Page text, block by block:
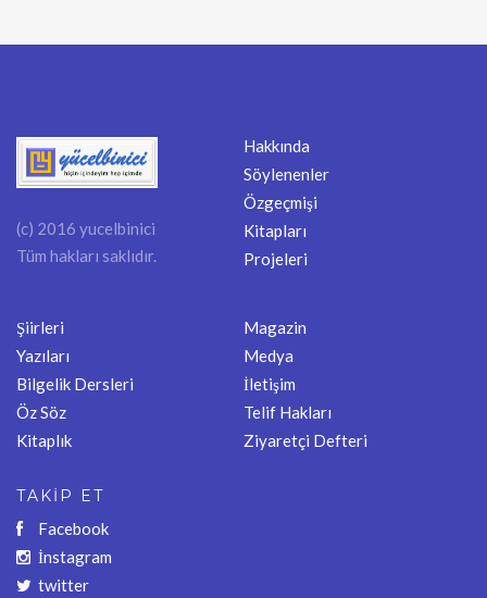
(c) 2016 yucelbinici
Tüm hakları saklıdır.
Hakkında
Söylenenler
Özgeçmişi
Kitapları
Projeleri
Şiirleri
Yazıları
Bilgelik Dersleri
Öz Söz
Kitaplık
Magazin
Medya
İletişim
Telif Hakları
Ziyaretçi Defteri
TAKİP ET
Facebook
İnstagram
twitter